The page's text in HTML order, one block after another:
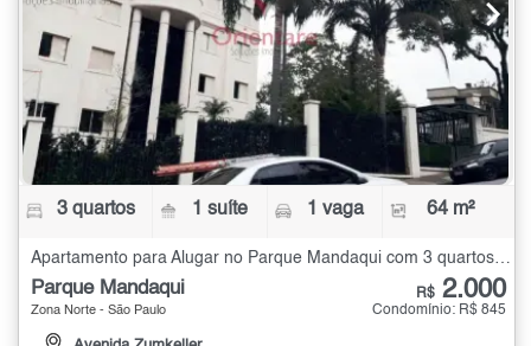
3 quartos 1 suíte 1 vaga 64 m²
Parque Mandaqui
Zona Norte - São Paulo
R$ 2.000
Condomínio: R$ 845